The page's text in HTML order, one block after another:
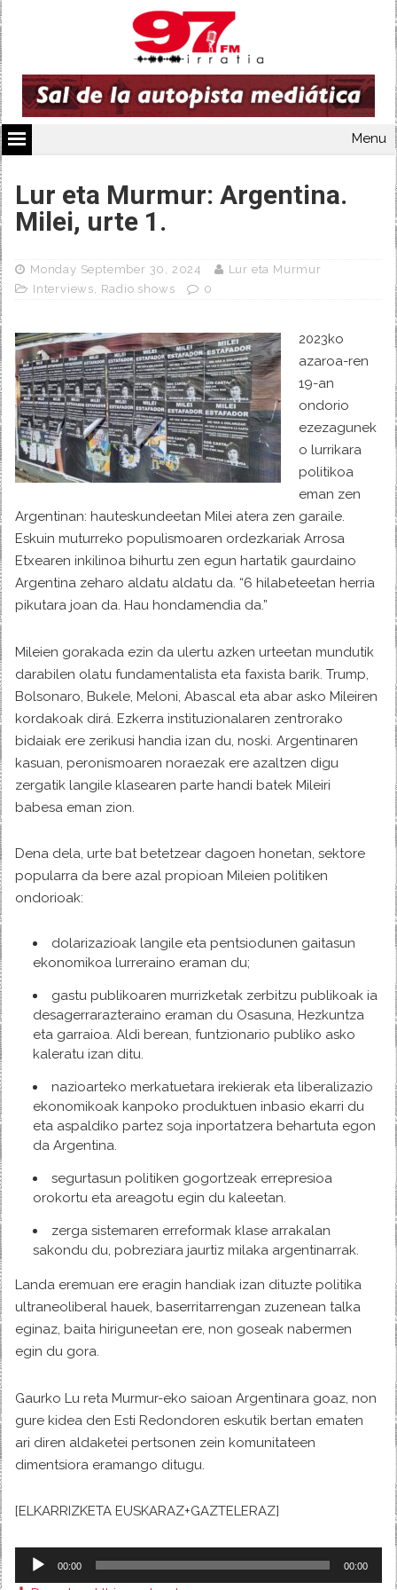
Menu
Lur eta Murmur: Argentina.
Milei, urte 1.
Monday September 30, 2024
Lur eta Murmur
Interviews
Radio shows 0
2023ko
azaroa-ren
19-an
ondorio
ezezagunek
o lurrikara
politikoa
eman zen
Argentinan: hauteskundeetan Milei atera zen garaile.
Eskuin muturreko populismoaren ordezkariak Arrosa
Etxearen inkilinoa bihurtu zen egun hartatik gaurdaino
Argentina zeharo aldatu aldatu da. “6 hilabeteetan herria
pikutara joan da. Hau hondamendia da.”
Mileien gorakada ezin da ulertu azken urteetan mundutik
darabilen olatu fundamentalista eta faxista barik. Trump,
Bolsonaro, Bukele, Meloni, Abascal eta abar asko Mileiren
kordakoak dirá. Ezkerra instituzionalaren zentrorako
bidaiak ere zerikusi handia izan du, noski. Argentinaren
kasuan, peronismoaren noraezak ere azaltzen digu
zergatik langile klasearen parte handi batek Mileiri
babesa eman zion.
Dena dela, urte bat betetzear dagoen honetan, sektore
popularra da bere azal propioan Mileien politiken
ondorioak:
dolarizazioak langile eta pentsiodunen gaitasun
ekonomikoa lurreraino eraman du;
gastu publikoaren murrizketak zerbitzu publikoak ia
desagerrarazteraino eraman du Osasuna, Hezkuntza
eta garraioa. Aldi berean, funtzionario publiko asko
kaleratu izan ditu.
nazioarteko merkatuetara irekierak eta liberalizazio
ekonomikoak kanpoko produktuen inbasio ekarri du
eta aspaldiko partez soja inportatzera behartuta egon
da Argentina.
segurtasun politiken gogortzeak errepresioa
orokortu eta areagotu egin du kaleetan.
zerga sistemaren erreformak klase arrakalan
sakondu du, pobreziara jaurtiz milaka argentinarrak.
Landa eremuan ere eragin handiak izan dituzte politika
ultraneoliberal hauek, baserritarrengan zuzenean talka
eginaz, baita hiriguneetan ere, non goseak nabermen
egin du gora.
Gaurko Lu reta Murmur-eko saioan Argentinara goaz, non
gure kidea den Esti Redondoren eskutik bertan ematen
ari diren aldaketei pertsonen zein komunitateen
dimentsiora eramango ditugu.
[ELKARRIZKETA EUSKARAZ+GAZTELERAZ]
Audio
Player
00:00 00:00